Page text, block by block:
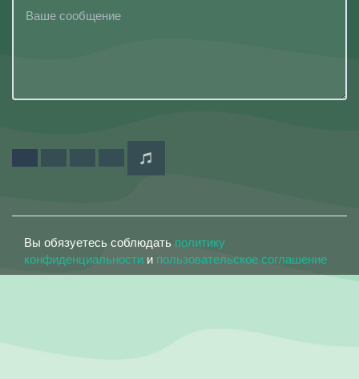
Вы обязуетесь соблюдать политику
конфиденциальности и пользовательское соглашение